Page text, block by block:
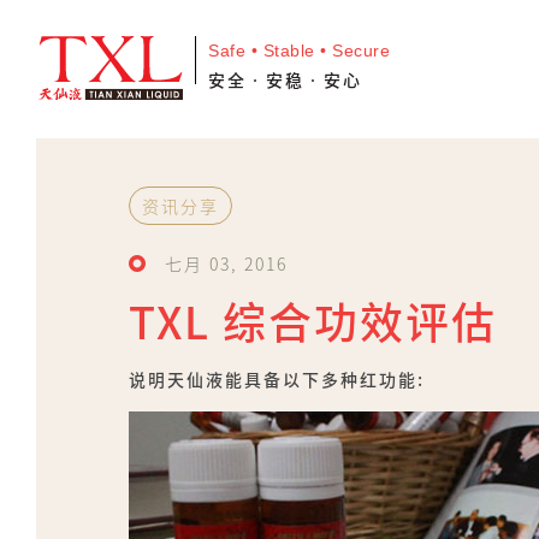
Safe • Stable • Secure
安全•安稳•安心
资讯分享
七月 03, 2016
TXL 综合功效评估
说明天仙液能具备以下多种红功能: